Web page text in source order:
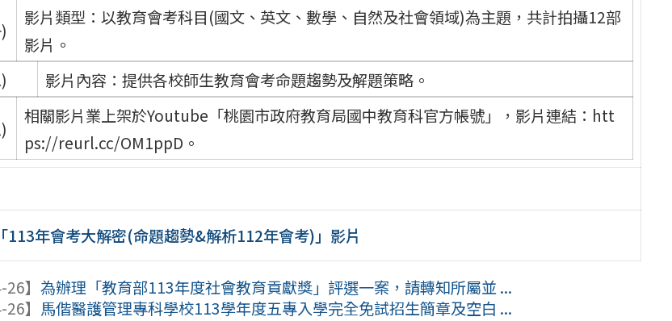
影片類型：以教育會考科目(國文、英文、數學、自然及社會領域)為主題，共計拍攝12部
影片。
影片內容：提供各校師生教育會考命題趨勢及解題策略。
相關影片業上架於Youtube「桃園市政府教育局國中教育科官方帳號」，影片連結：htt
ps://reurl.cc/OM1ppD。
「113年會考大解密(命題趨勢&解析112年會考)」影片
26】為辦理「教育部113年度社會教育貢獻獎」評選一案，請轉知所屬並 ...
】 馬偕醫護管理專科學校113學年度五專入學完全免試招生簡章及空白 ...